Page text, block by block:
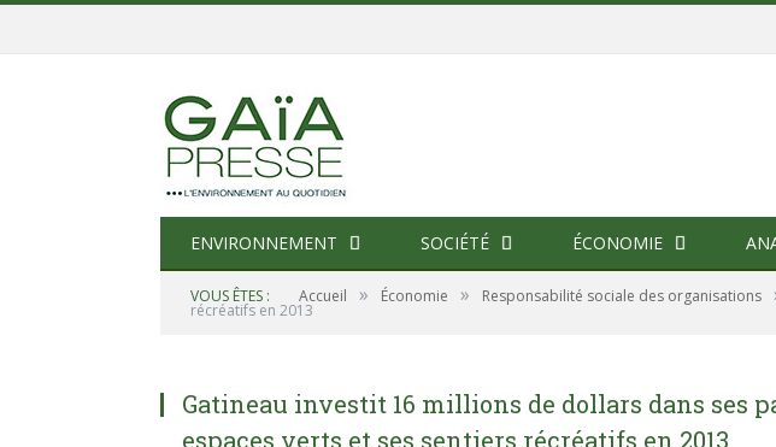
ENVIRONNEMENT SOCIÉTÉ ÉCONOMIE
VOUS ÊTES : Accueil » Économie » Responsabilité sociale des organisations
récréatifs en 2013
Gatineau investit 16 millions de dollars dans ses
espaces verts et ses sentiers récréatifs en 2013